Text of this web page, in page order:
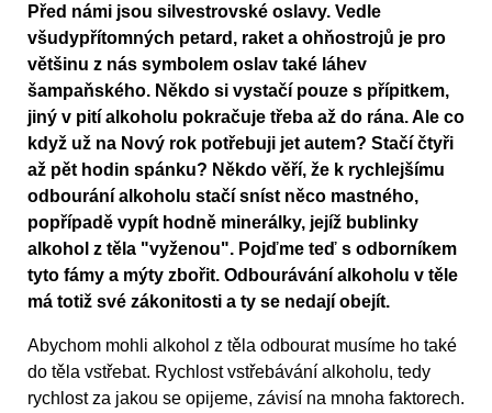
Před námi jsou silvestrovské oslavy. Vedle
všudypřítomných petard, raket a ohňostrojů je pro
většinu z nás symbolem oslav také láhev
šampaňského. Někdo si vystačí pouze s přípitkem,
jiný v pití alkoholu pokračuje třeba až do rána. Ale co
když už na Nový rok potřebuji jet autem? Stačí čtyři
až pět hodin spánku? Někdo věří, že k rychlejšímu
odbourání alkoholu stačí sníst něco mastného,
popřípadě vypít hodně minerálky, jejíž bublinky
alkohol z těla "vyženou". Pojďme teď s odborníkem
tyto fámy a mýty zbořit. Odbourávání alkoholu v těle
má totiž své zákonitosti a ty se nedají obejít.
Abychom mohli alkohol z těla odbourat musíme ho také
do těla vstřebat. Rychlost vstřebávání alkoholu, tedy
rychlost za jakou se opijeme, závisí na mnoha faktorech.